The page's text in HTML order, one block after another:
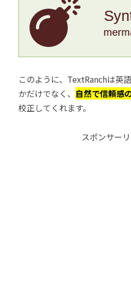
このように、TextRanchは英
かだけでなく、 自然で信頼感
校正してくれます。
スポンサー